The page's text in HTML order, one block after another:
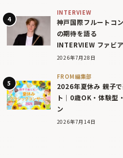
INTERVIEW
神戸国際フルートコ
の期待を語る
INTERVIEW ファビ
2026年7月28日
FROM編集部
2026年夏休み 親子
ト｜0歳OK・体験型
ン
2026年7月14日